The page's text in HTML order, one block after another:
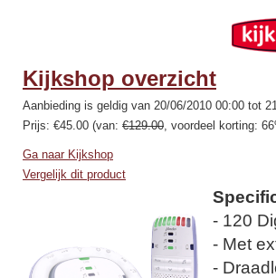
Kijkshop overzicht
Aanbieding is geldig van 20/06/2010 00:00 tot
Prijs: €45.00 (van: €129.00, voordeel korting:
Ga naar Kijkshop
Vergelijk dit product
- 120
- Met
-